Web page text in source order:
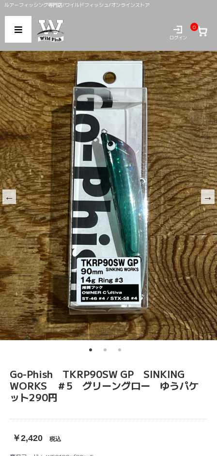
ルアーフィッシング専門店/ワイルドフィッシュ/オンラインストア
ログイン
0
Go-Phish TKRP90SW GP SINKING
WORKS ＃5 グリーングロー ゆうパケ
ット290円
￥2,420 税込